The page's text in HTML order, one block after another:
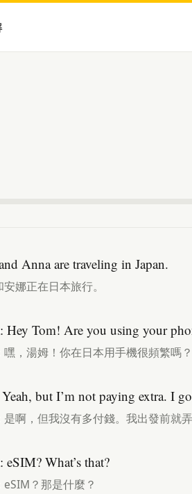
Anna are traveling in Japan.
娜正在日本旅行。
Hey Tom! Are you using your
嘿，湯姆！你在日本用手機很頻繁嗎？
but I’m not paying extra. I
是啊，但我沒有多付錢。我出發前就弄
eSIM? What’s that?
eSIM？那是什麼？